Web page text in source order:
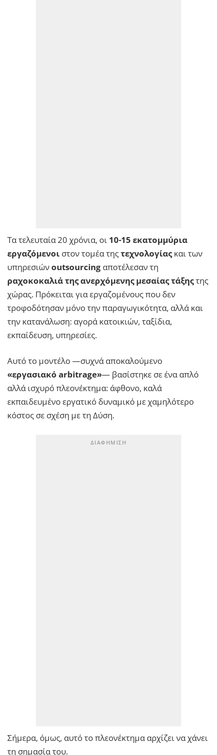
Τα τελευταία 20 χρόνια, οι 10-15 εκατομμύρια
εργαζόμενοι στον τομέα τηςτεχνολογίαςκαι των
υπηρεσιώνoutsourcing αποτέλεσαν τη
ραχοκοκαλιά της ανερχόμενης μεσαίας τάξηςτης
χώρας. Πρόκειται για εργαζομένους που δεν
τροφοδότησαν μόνο την παραγωγικότητα, αλλά και
την κατανάλωση: αγορά κατοικιών, ταξίδια,
εκπαίδευση, υπηρεσίες.
Αυτό το μοντέλο —συχνά αποκαλούμενο
«εργασιακό arbitrage»— βασίστηκε σε ένα απλό
αλλά ισχυρό πλεονέκτημα: άφθονο, καλά
εκπαιδευμένο εργατικό δυναμικό με χαμηλότερο
κόστος σε σχέση με τη Δύση.
Σήμερα, όμως, αυτό το πλεονέκτημα αρχίζει να χάνει
τη σημασία του.